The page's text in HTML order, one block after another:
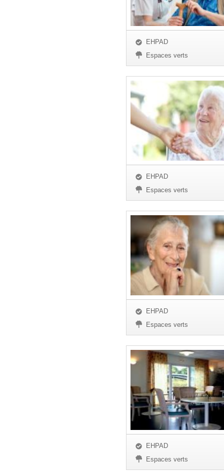
EHPAD
Espaces verts
EHPAD
Espaces verts
EHPAD
Espaces verts
EHPAD
Espaces verts